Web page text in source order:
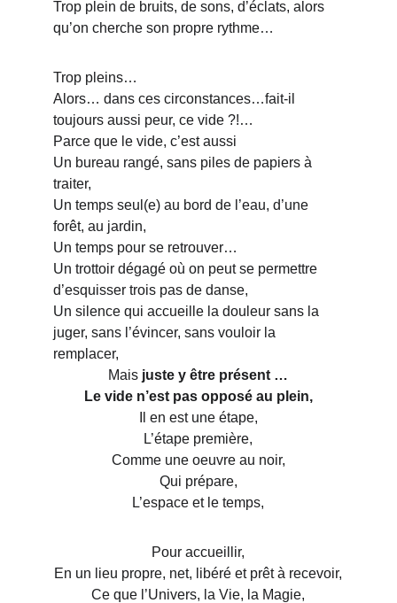
Trop plein de bruits, de sons, d’éclats, alors
qu’on cherche son propre rythme…
Trop pleins…
Alors… dans ces circonstances…fait-il
toujours aussi peur, ce vide ?!…
Parce que le vide, c’est aussi
Un bureau rangé, sans piles de papiers à
traiter,
Un temps seul(e) au bord de l’eau, d’une
forêt, au jardin,
Un temps pour se retrouver…
Un trottoir dégagé où on peut se permettre
d’esquisser trois pas de danse,
Un silence qui accueille la douleur sans la
juger, sans l’évincer, sans vouloir la
remplacer,
Mais juste y être présent …
Le vide n’est pas opposé au plein,
Il en est une étape,
L’étape première,
Comme une oeuvre au noir,
Qui prépare,
L’espace et le temps,
Pour accueillir,
En un lieu propre, net, libéré et prêt à recevoir,
Ce que l’Univers, la Vie, la Magie,